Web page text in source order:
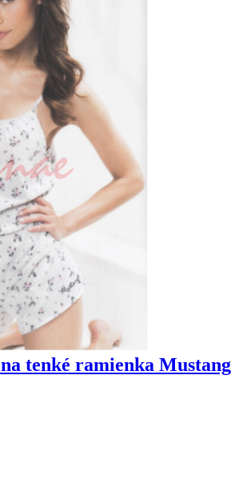
tenké ramienka Mustang